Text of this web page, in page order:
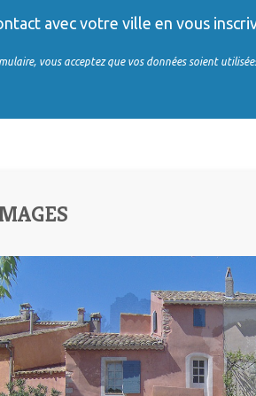
avec votre ville en vous
vous acceptez que vos données soient